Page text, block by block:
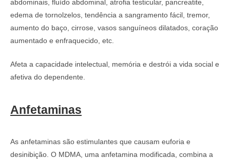
abdominais, fluído abdominal, atrofia testicular, pancreatite,
edema de tornolzelos, tendência a sangramento fácil, tremor,
aumento do baço, cirrose, vasos sanguíneos dilatados, coração
aumentado e enfraquecido, etc.
Afeta a capacidade intelectual, memória e destrói a vida social e
afetiva do dependente.
Anfetaminas
As anfetaminas são estimulantes que causam euforia e
desinibição. O MDMA, uma anfetamina modificada, combina a